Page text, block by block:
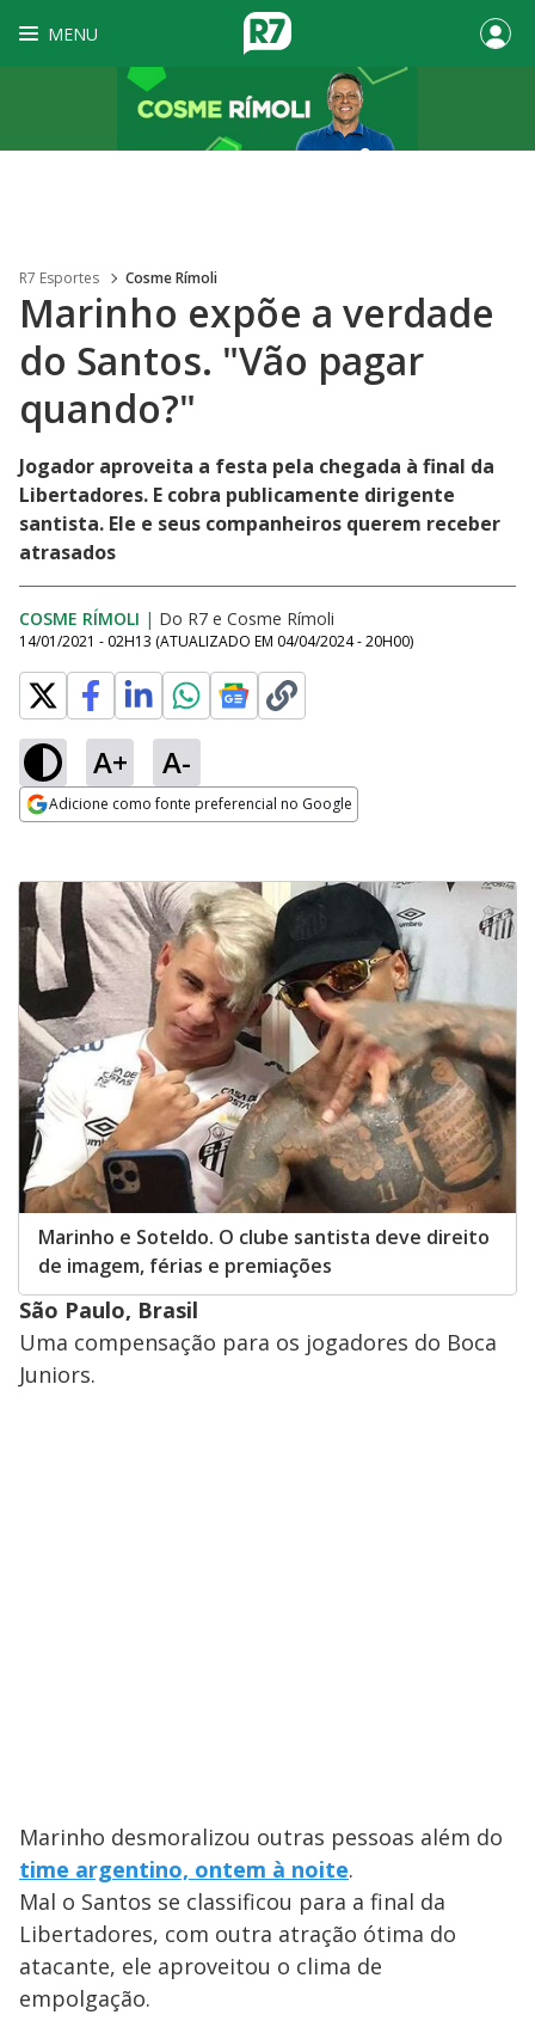
MENU
R7 Esportes Cosme Rímoli
Marinho expõe a verdade
do Santos. "Vão pagar
quando?"
Jogador aproveita a festa pela chegada à final da
Libertadores. E cobra publicamente dirigente
santista. Ele e seus companheiros querem receber
atrasados
COSME RÍMOLI | Do R7 e Cosme Rímoli
14/01/2021 - 02H13 (ATUALIZADO EM 04/04/2024 - 20H00)
A+ A-
Adicione como fonte preferencial no Google
Marinho e Soteldo. O clube santista deve direito
de imagem, férias e premiações
São Paulo, Brasil
Uma compensação para os jogadores do Boca
Juniors.
Marinho desmoralizou outras pessoas além do
time argentino, ontem à noite.
Mal o Santos se classificou para a final da
Libertadores, com outra atração ótima do
atacante, ele aproveitou o clima de
empolgação.